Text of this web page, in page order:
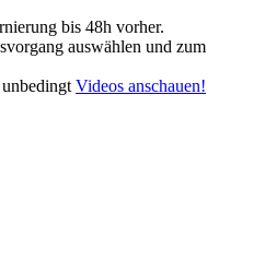
bis 48h vorher.
auswählen und zum
Videos anschauen!